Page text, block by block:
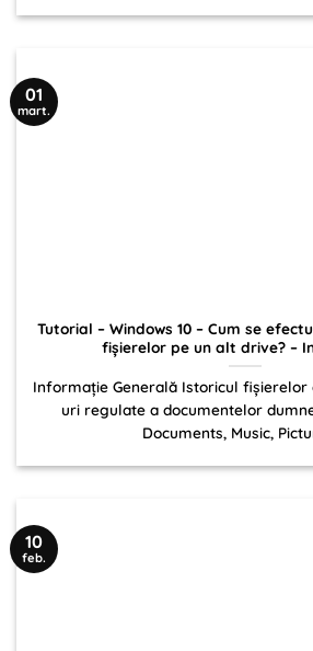
Tutorial – Windows 10 – Cum se
fișierelor pe un alt drive? –
Informație Generală Istoricul fișierelor
uri regulate a documentelor
Documents, Music,
01
mart.
10
feb.